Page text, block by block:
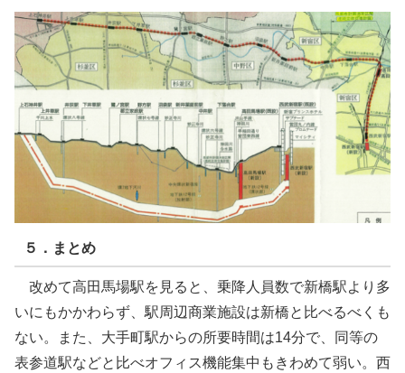
５．まとめ
改めて高田馬場駅を見ると、乗降人員数で新橋駅より多
いにもかかわらず、駅周辺商業施設は新橋と比べるべくも
ない。また、大手町駅からの所要時間は14分で、同等の
表参道駅などと比べオフィス機能集中もきわめて弱い。西